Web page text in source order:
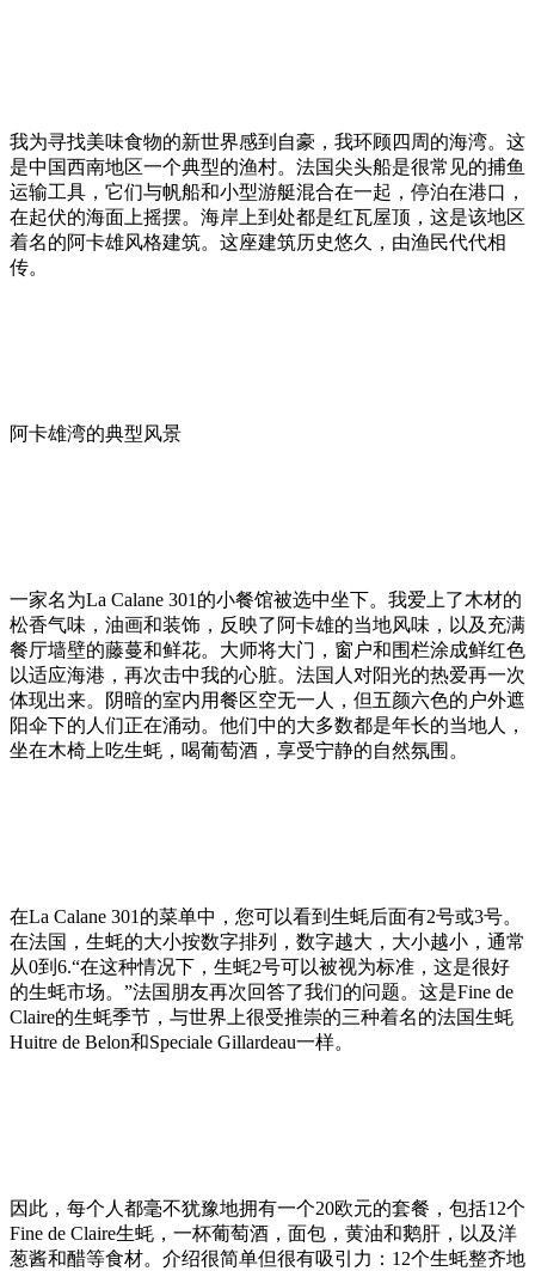
我为寻找美味食物的新世界感到自豪，我环顾四周的海湾。这
是中国西南地区一个典型的渔村。法国尖头船是很常见的捕鱼
运输工具，它们与帆船和小型游艇混合在一起，停泊在港口，
在起伏的海面上摇摆。海岸上到处都是红瓦屋顶，这是该地区
着名的阿卡雄风格建筑。这座建筑历史悠久，由渔民代代相
传。
阿卡雄湾的典型风景
一家名为La Calane 301的小餐馆被选中坐下。我爱上了木材的
松香气味，油画和装饰，反映了阿卡雄的当地风味，以及充满
餐厅墙壁的藤蔓和鲜花。大师将大门，窗户和围栏涂成鲜红色
以适应海港，再次击中我的心脏。法国人对阳光的热爱再一次
体现出来。阴暗的室内用餐区空无一人，但五颜六色的户外遮
阳伞下的人们正在涌动。他们中的大多数都是年长的当地人，
坐在木椅上吃生蚝，喝葡萄酒，享受宁静的自然氛围。
在La Calane 301的菜单中，您可以看到生蚝后面有2号或3号。
在法国，生蚝的大小按数字排列，数字越大，大小越小，通常
从0到6.“在这种情况下，生蚝2号可以被视为标准，这是很好
的生蚝市场。”法国朋友再次回答了我们的问题。这是Fine de
Claire的生蚝季节，与世界上很受推崇的三种着名的法国生蚝
Huitre de Belon和Speciale Gillardeau一样。
因此，每个人都毫不犹豫地拥有一个20欧元的套餐，包括12个
Fine de Claire生蚝，一杯葡萄酒，面包，黄油和鹅肝，以及洋
葱酱和醋等食材。介绍很简单但很有吸引力：12个生蚝整齐地